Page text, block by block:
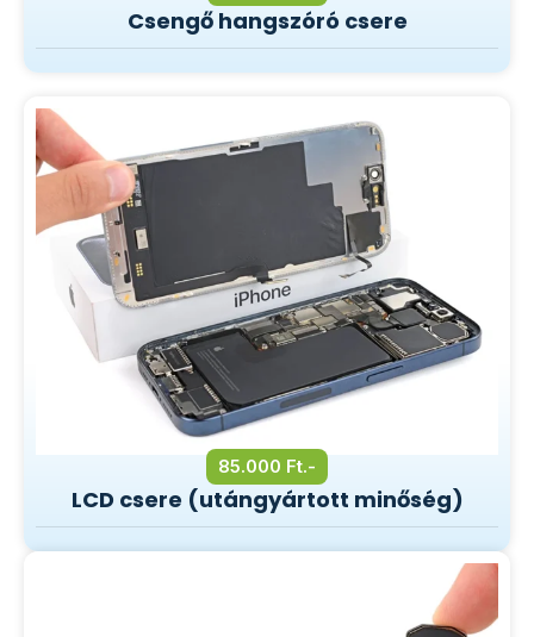
Csengő hangszóró csere
85.000 Ft.-
LCD csere (utángyártott minőség)